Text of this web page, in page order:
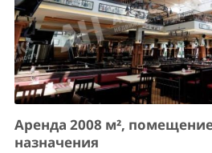
Аренда 2008 м²,
назначения